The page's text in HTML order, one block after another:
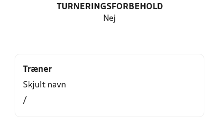
TURNERINGSFORBEHOLD
Nej
Træner
Skjult navn
/